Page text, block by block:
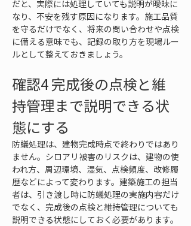
だと、実際には処理していても説明が曖昧に
なり、不安を残す原因になります。施工品質
を守るだけでなく、将来の問い合わせや点検
に備える意味でも、記録の取り方を現場ルー
ルとして整えておきましょう。
確認4 完成後の点検と維
持管理まで説明できる状
態にする
防蟻処理は、建物完成時点で終わりではあり
ません。シロアリ被害のリスクは、建物の使
われ方、周辺環境、湿気、点検頻度、改修履
歴などによって変わります。建築施工の担当
者は、引き渡し時に防蟻処理の実施内容だけ
でなく、完成後の点検と維持管理についても
説明できる状態にしておく必要があります。